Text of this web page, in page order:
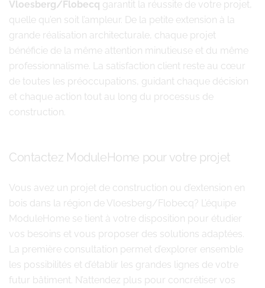
Vloesberg/Flobecq garantit la réussite de votre projet,
quelle qu’en soit l’ampleur. De la petite extension à la
grande réalisation architecturale, chaque projet
bénéficie de la même attention minutieuse et du même
professionnalisme. La satisfaction client reste au cœur
de toutes les préoccupations, guidant chaque décision
et chaque action tout au long du processus de
construction.
Contactez ModuleHome pour votre projet
Vous avez un projet de construction ou d’extension en
bois dans la région de Vloesberg/Flobecq? L’équipe
ModuleHome se tient à votre disposition pour étudier
vos besoins et vous proposer des solutions adaptées.
La première consultation permet d’explorer ensemble
les possibilités et d’établir les grandes lignes de votre
futur bâtiment. N’attendez plus pour concrétiser vos